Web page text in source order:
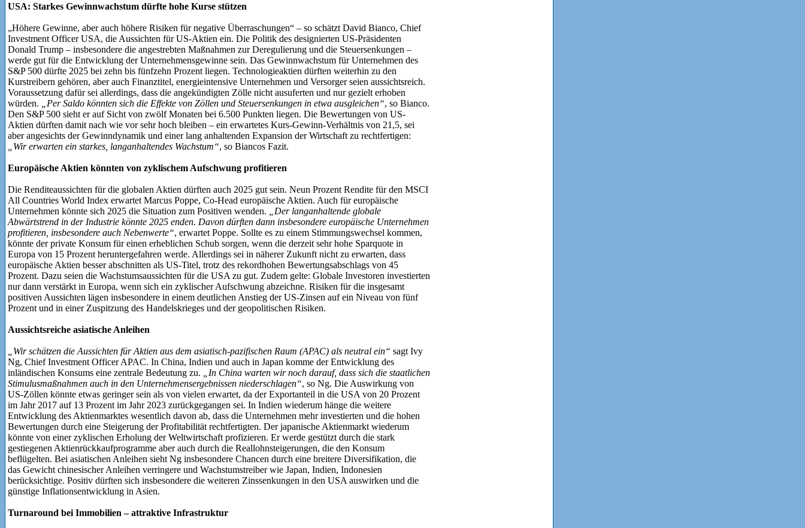
USA: Starkes Gewinnwachstum dürfte hohe Kurse stützen
„Höhere Gewinne, aber auch höhere Risiken für negative Überraschungen“ – so schätzt David Bianco, Chief
Investment Officer USA, die Aussichten für US-Aktien ein. Die Politik des designierten US-Präsidenten
Donald Trump – insbesondere die angestrebten Maßnahmen zur Deregulierung und die Steuersenkungen –
werde gut für die Entwicklung der Unternehmensgewinne sein. Das Gewinnwachstum für Unternehmen des
S&P 500 dürfte 2025 bei zehn bis fünfzehn Prozent liegen. Technologieaktien dürften weiterhin zu den
Kurstreibern gehören, aber auch Finanztitel, energieintensive Unternehmen und Versorger seien aussichtsreich.
Voraussetzung dafür sei allerdings, dass die angekündigten Zölle nicht ausuferten und nur gezielt erhoben
würden.
„Per Saldo könnten sich die Effekte von Zöllen und Steuersenkungen in etwa ausgleichen“, so Bianco.
Den S&P 500 sieht er auf Sicht von zwölf Monaten bei 6.500 Punkten liegen. Die Bewertungen von US-
Aktien dürften damit nach wie vor sehr hoch bleiben – ein erwartetes Kurs-Gewinn-Verhältnis von 21,5, sei
aber angesichts der Gewinndynamik und einer lang anhaltenden Expansion der Wirtschaft zu rechtfertigen:
„Wir erwarten ein starkes, langanhaltendes Wachstum“, so Biancos Fazit.
Europäische Aktien könnten von zyklischem Aufschwung profitieren
Die Renditeaussichten für die globalen Aktien dürften auch 2025 gut sein. Neun Prozent Rendite für den MSCI
All Countries World Index erwartet Marcus Poppe, Co-Head europäische Aktien. Auch für europäische
Unternehmen könnte sich 2025 die Situation zum Positiven wenden.
„Der langanhaltende globale
Abwärtstrend in der Industrie könnte 2025 enden. Davon dürften dann insbesondere europäische Unternehmen
profitieren, insbesondere auch Nebenwerte“, erwartet Poppe. Sollte es zu einem Stimmungswechsel kommen,
könnte der private Konsum für einen erheblichen Schub sorgen, wenn die derzeit sehr hohe Sparquote in
Europa von 15 Prozent heruntergefahren werde. Allerdings sei in näherer Zukunft nicht zu erwarten, dass
europäische Aktien besser abschnitten als US-Titel, trotz des rekordhohen Bewertungsabschlags von 45
Prozent. Dazu seien die Wachstumsaussichten für die USA zu gut. Zudem gelte: Globale Investoren investierten
nur dann verstärkt in Europa, wenn sich ein zyklischer Aufschwung abzeichne. Risiken für die insgesamt
positiven Aussichten lägen insbesondere in einem deutlichen Anstieg der US-Zinsen auf ein Niveau von fünf
Prozent und in einer Zuspitzung des Handelskrieges und der geopolitischen Risiken.
Aussichtsreiche asiatische Anleihen
„Wir schätzen die Aussichten für Aktien aus dem asiatisch-pazifischen Raum (APAC) als neutral ein“ sagt Ivy
Ng, Chief Investment Officer APAC. In China, Indien und auch in Japan komme der Entwicklung des
inländischen Konsums eine zentrale Bedeutung zu.
„In China warten wir noch darauf, dass sich die staatlichen
Stimulusmaßnahmen auch in den Unternehmensergebnissen niederschlagen“, so Ng. Die Auswirkung von
US-Zöllen könnte etwas geringer sein als von vielen erwartet, da der Exportanteil in die USA von 20 Prozent
im Jahr 2017 auf 13 Prozent im Jahr 2023 zurückgegangen sei. In Indien wiederum hänge die weitere
Entwicklung des Aktienmarktes wesentlich davon ab, dass die Unternehmen mehr investierten und die hohen
Bewertungen durch eine Steigerung der Profitabilität rechtfertigten. Der japanische Aktienmarkt wiederum
könnte von einer zyklischen Erholung der Weltwirtschaft profizieren. Er werde gestützt durch die stark
gestiegenen Aktienrückkaufprogramme aber auch durch die Reallohnsteigerungen, die den Konsum
beflügelten. Bei asiatischen Anleihen sieht Ng insbesondere Chancen durch eine breitere Diversifikation, die
das Gewicht chinesischer Anleihen verringere und Wachstumstreiber wie Japan, Indien, Indonesien
berücksichtige. Positiv dürften sich insbesondere die weiteren Zinssenkungen in den USA auswirken und die
günstige Inflationsentwicklung in Asien.
Turnaround bei Immobilien – attraktive Infrastruktur